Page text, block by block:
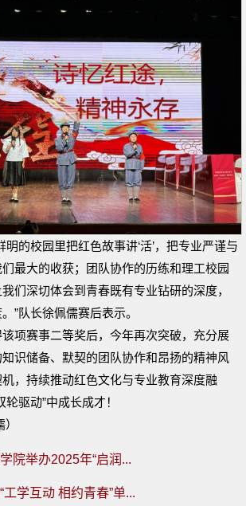
明的校园里把红色故事讲‘活’，把专业严谨与
最大的收获；团队协作的历练和理工校园
们深切体会到青春既有专业钻研的深度，
”队长徐佩儒赛后表示。
项赛事二等奖后，今年再次突破，充分展
识储备、默契的团队协作和昂扬的精神风
，持续推动红色文化与专业教育深度融
驱动”中成长成才！
）
院举办2025年“启润...
工学互动 相约青春”单...